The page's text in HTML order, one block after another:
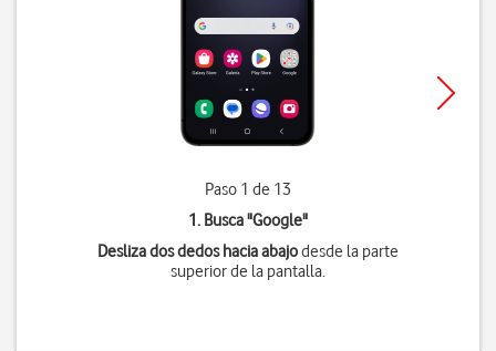
Paso 1 de 13
1. Busca "Google"
Desliza dos dedos hacia abajodesde la parte
superior de la pantalla.